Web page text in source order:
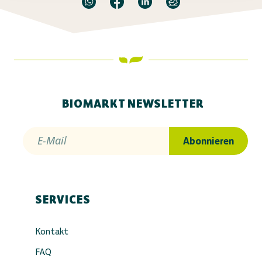
BIOMARKT NEWSLETTER
E-Mail Abonnieren
SERVICES
Kontakt
FAQ